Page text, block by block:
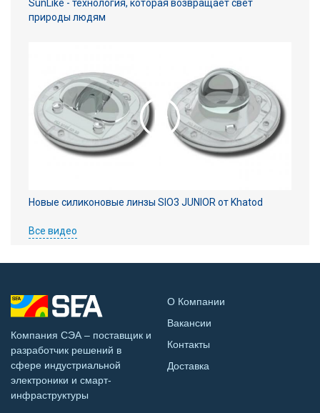
SunLike - технология, которая возвращает свет
природы людям
Новые силиконовые линзы SIO3 JUNIOR от Khatod
Все видео
Компания СЭА – поставщик и
разработчик решений в
сфере индустриальной
электроники и смарт-
инфраструктуры
О Компании
Вакансии
Контакты
Доставка